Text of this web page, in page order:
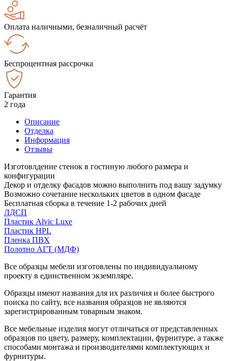
Оплата наличными, безналичный расчёт
Беспроцентная рассрочка
Гарантия
2 года
Описание
Отделка
Информация
Отзывы
Изготовлдение стенок в гостиную любого размера и
конфигурации
Декор и отделку фасадов можно выполнить под вашу задумку
Возможно сочетание нескольких цветов в одном фасаде
Бесплатная сборка в течение 1-2 рабочих дней
ЛДСП
Пластик Alvic Luxe
Пластик HPL
Пленка ПВХ
Полотно АГТ (МДФ)
Все образцы мебели изготовлены по индивидуальному
проекту в единственном экземпляре.
Образцы имеют названия для их различия и более быстрого
поиска по сайту, все названия образцов не являются
зарегистрированным товарным знаком.
Все мебельные изделия могут отличаться от представленных
образцов по цвету, размеру, комплектации, фурнитуре, а также
способами монтажа и производителями комплектующих и
фурнитуры.